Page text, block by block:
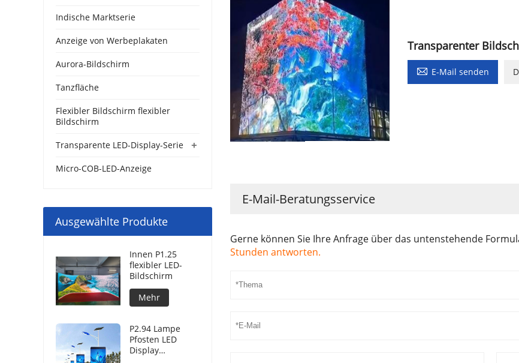
Transparenter
 E-Mail senden
E-Mail-Beratungsservice
Gerne können Sie Ihre Anfrage über das untenstehende
Stunden antworten.
Indische Marktserie
Anzeige von Werbeplakaten
Aurora-Bildschirm
Tanzfläche
Flexibler Bildschirm flexibler
Bildschirm
+
Transparente LED-Display-Serie
Micro-COB-LED-Anzeige
Ausgewählte Produkte
Innen P1.25
flexibler LED-
Bildschirm
Mehr
P2.94 Lampe
Pfosten LED
Display